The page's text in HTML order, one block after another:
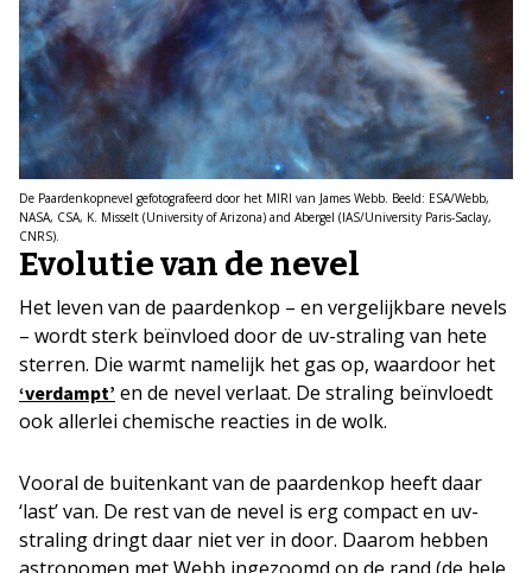
De Paardenkopnevel gefotografeerd door het MIRI van James Webb. Beeld: ESA/Webb,
NASA, CSA, K. Misselt (University of Arizona) and Abergel (IAS/University Paris-Saclay,
CNRS).
Evolutie van de nevel
Het leven van de paardenkop – en vergelijkbare nevels
– wordt sterk beïnvloed door de uv-straling van hete
sterren. Die warmt namelijk het gas op, waardoor het
‘verdampt’ en de nevel verlaat. De straling beïnvloedt
ook allerlei chemische reacties in de wolk.
Vooral de buitenkant van de paardenkop heeft daar
‘last’ van. De rest van de nevel is erg compact en uv-
straling dringt daar niet ver in door. Daarom hebben